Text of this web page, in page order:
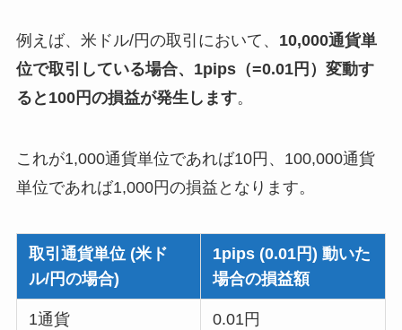
例えば、米ドル/円の取引において、 10,000通貨単
位で取引している場合、1pips（=0.01円）変動す
ると100円の損益が発生します。
これが1,000通貨単位であれば10円、100,000通貨
単位であれば1,000円の損益となります。
取引通貨単位 (米ド
ル/円の場合)
1pips (0.01円) 動いた
場合の損益額
1通貨 0.01円